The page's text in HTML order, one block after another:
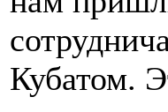
Кубатом.